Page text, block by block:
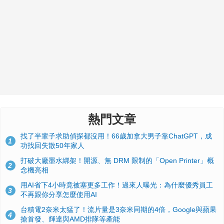
熱門文章
1
找了半輩子求助偵探都沒用！66歲加拿大男子靠ChatGPT，成
功找回失散50年家人
2
打破大廠墨水綁架！開源、無 DRM 限制的「Open Printer」概
念機亮相
3
用AI省下4小時竟被塞更多工作！過來人曝光：為什麼優秀員工
不再跟你分享怎麼使用AI
4
台積電2奈米太猛了！流片量是3奈米同期的4倍，Google與蘋果
搶首發、輝達與AMD排隊等產能